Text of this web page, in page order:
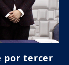
por tercer